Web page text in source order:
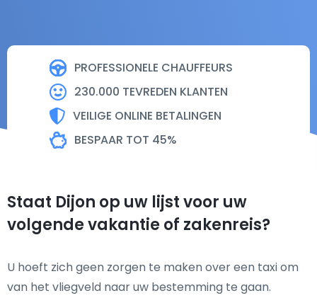
PROFESSIONELE CHAUFFEURS
230.000 TEVREDEN KLANTEN
VEILIGE ONLINE BETALINGEN
BESPAAR TOT 45%
Staat Dijon op uw lijst voor uw
volgende vakantie of zakenreis?
U hoeft zich geen zorgen te maken over een taxi om
van het vliegveld naar uw bestemming te gaan.